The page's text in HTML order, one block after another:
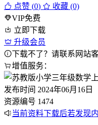
点赞 (0)
收藏 (0)
VIP免费
立即下载
升级会员
下载不了？请联系网站
增值服务：
发布时间 2024年06月16日
资源编号 1474
当前资料下载后若发现